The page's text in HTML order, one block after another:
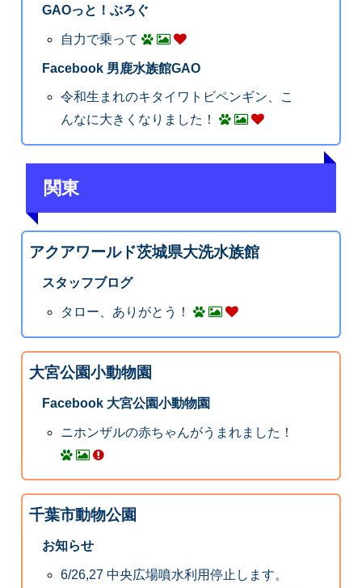
GAOっと！ぶろぐ
自力で乗って
Facebook 男鹿水族館GAO
令和生まれのキタイワトビペンギン、こ
んなに大きくなりました！
関東
アクアワールド茨城県大洗水族館
スタッフブログ
タロー、ありがとう！
大宮公園小動物園
Facebook 大宮公園小動物園
ニホンザルの赤ちゃんがうまれました！
千葉市動物公園
お知らせ
6/26,27 中央広場噴水利用停止します。